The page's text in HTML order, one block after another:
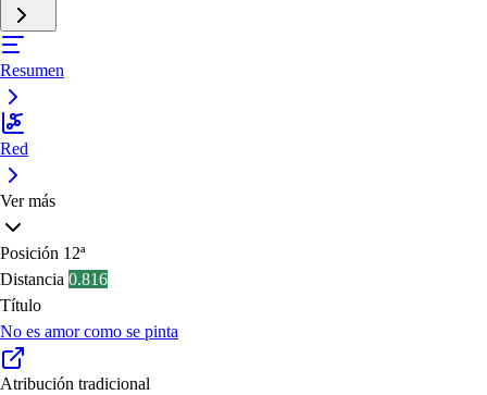
Resumen
Red
Ver más
Posición 12ª
Distancia 0.816
Título
No es amor como se pinta
Atribución tradicional